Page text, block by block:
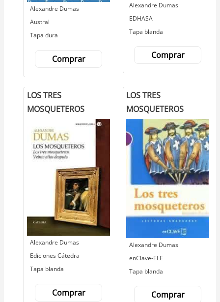
Autor
Alexandre Dumas
Editorial
Austral
Tapa dura
Comprar
Autor
Alexandre Dumas
Editorial
EDHASA
Tapa blanda
Comprar
LOS TRES
MOSQUETEROS
Autor
Alexandre Dumas
Editorial
Ediciones Cátedra
Tapa blanda
Comprar
LOS TRES
MOSQUETEROS
Autor
Alexandre Dumas
Editorial
enClave-ELE
Tapa blanda
Comprar